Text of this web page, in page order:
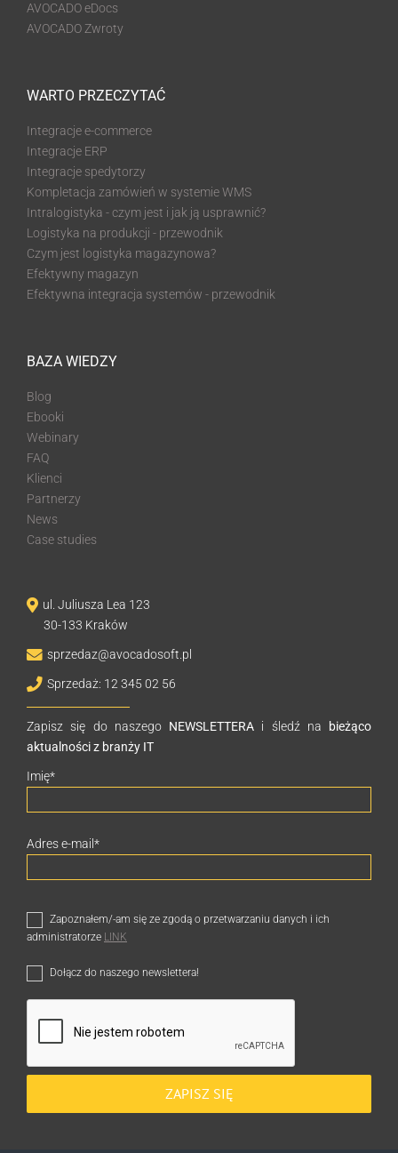
AVOCADO eDocs
AVOCADO Zwroty
WARTO PRZECZYTAĆ
Integracje e-commerce
Integracje ERP
Integracje spedytorzy
Kompletacja zamówień w systemie WMS
Intralogistyka - czym jest i jak ją usprawnić?
Logistyka na produkcji - przewodnik
Czym jest logistyka magazynowa?
Efektywny magazyn
Efektywna integracja systemów - przewodnik
BAZA WIEDZY
Blog
Ebooki
Webinary
FAQ
Klienci
Partnerzy
News
Case studies
ul. Juliusza Lea 123
30-133 Kraków
sprzedaz@avocadosoft.pl
Sprzedaż: 12 345 02 56
Zapisz się do naszego NEWSLETTERA i śledź na
bieżąco
aktualności z branży IT
Imię*
Adres e-mail *
Zapoznałem/-am się ze zgodą o przetwarzaniu danych i ich
administratorze LINK
Dołącz do naszego newslettera!